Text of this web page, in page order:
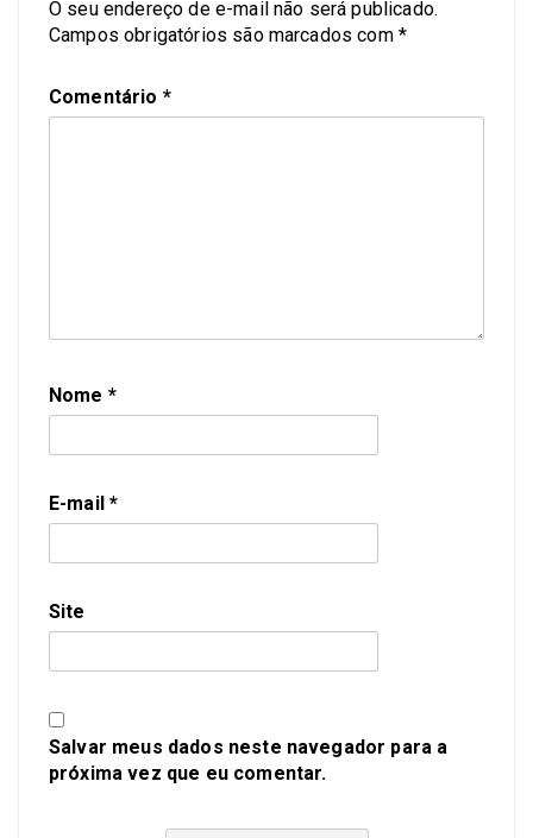
O seu endereço de e-mail não será publicado.
Campos obrigatórios são marcados com *
Comentário *
Nome *
E-mail*
Site
Salvar meus dados neste navegador para a
próxima vez que eu comentar.